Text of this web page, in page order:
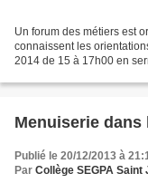
Un forum des métiers est
connaissent les
2014 de 15 à 17h00 en
Menuiserie
Publié le 20/12/2013 à
Par Collège SEGPA Saint